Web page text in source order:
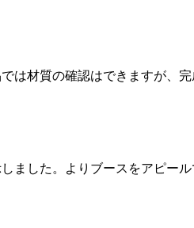
は材質の確認はできますが
ました。よりブースをアピー